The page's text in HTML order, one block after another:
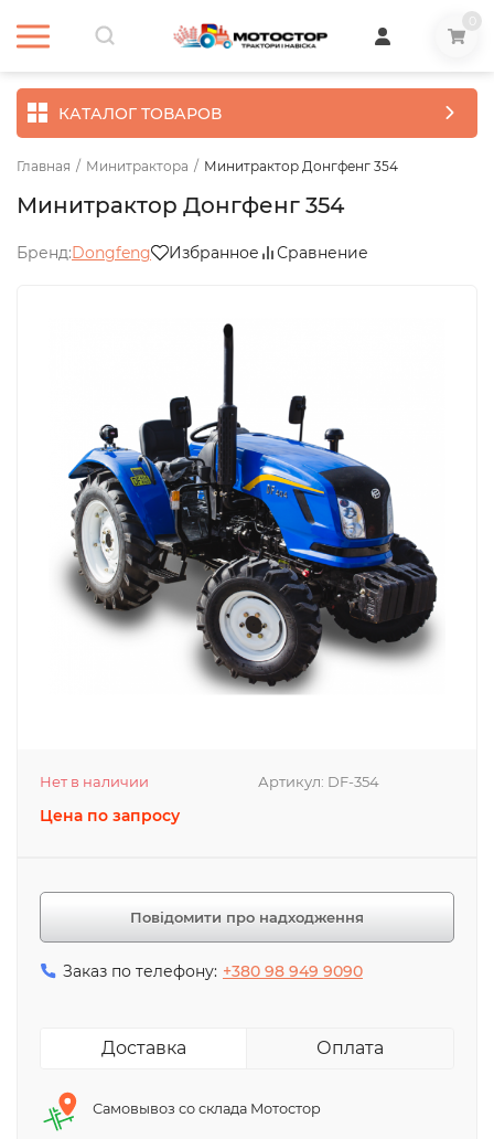
КАТАЛОГ ТОВАРОВ
Главная / Минитрактора / Минитрактор Донгфенг 354
Минитрактор Донгфенг 354
Бренд:Dongfeng Избранное Сравнение
Артикул: DF-354
Нет в наличии
Цена по запросу
Повідомити про надходження
Заказ по телефону: +380 98 949 9090
Доставка Оплата
Самовывоз со склада Мотостор